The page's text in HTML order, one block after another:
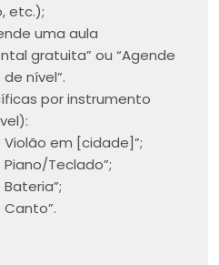
etc.);
uma aula
gratuita” ou “Agende
nível”.
por instrumento
Violão em [cidade]”;
Piano/Teclado”;
Canto”.